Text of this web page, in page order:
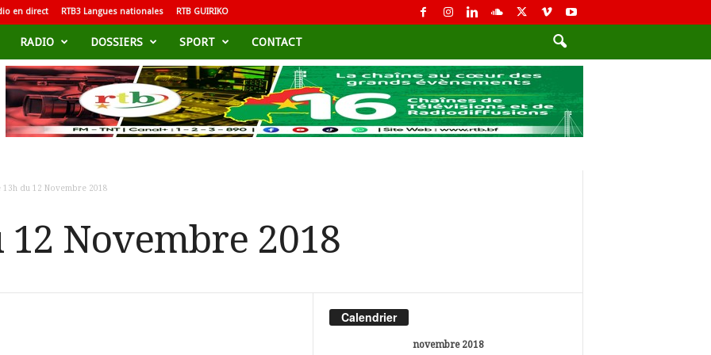
en direct RTB3 Langues nationales RTB GUIRIKO
RADIO DOSSIERS SPORT CONTACT
13h du 12 Novembre 2018
12 Novembre 2018
Calendrier
novembre 2018